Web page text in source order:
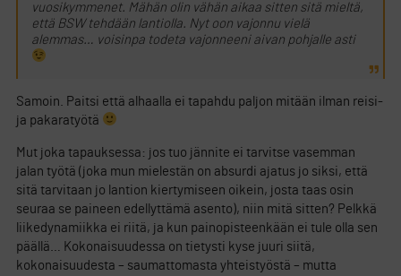
vuosikymmenet. Mähän olin vähän aikaa sitten sitä mieltä,
että BSW tehdään lantiolla. Nyt oon vajonnu vielä
alemmas… voisinpa todeta vajonneeni aivan pohjalle asti
Samoin. Paitsi että alhaalla ei tapahdu paljon mitään ilman reisi-
ja pakaratyötä
Mut joka tapauksessa: jos tuo jännite ei tarvitse vasemman
jalan työtä (joka mun mielestän on absurdi ajatus jo siksi, että
sitä tarvitaan jo lantion kiertymiseen oikein, josta taas osin
seuraa se paineen edellyttämä asento), niin mitä sitten? Pelkkä
liikedynamiikka ei riitä, ja kun painopisteenkään ei tule olla sen
päällä… Kokonaisuudessa on tietysti kyse juuri siitä,
kokonaisuudesta – saumattomasta yhteistyöstä – mutta